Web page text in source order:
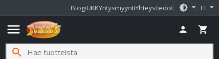
BlogiUKKYritysmyyntiYhteystiedot brightness_medium FI
menu person shopping_cart
search